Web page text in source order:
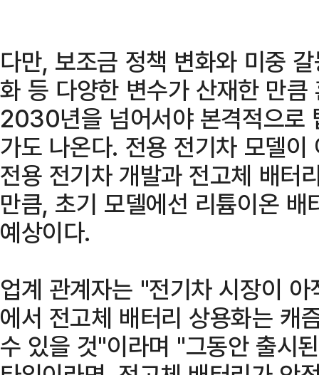
다만, 보조금 정책 변화와 미중
화 등 다양한 변수가 산재한 만
2030년을 넘어서야 본격적으로
가도 나온다. 전용 전기차 모델
전용 전기차 개발과 전고체 배터
만큼, 초기 모델에선 리튬이온
예상이다.
업계 관계자는 "전기차 시장이
에서 전고체 배터리 상용화는 캐
수 있을 것"이라며 "그동안 출시